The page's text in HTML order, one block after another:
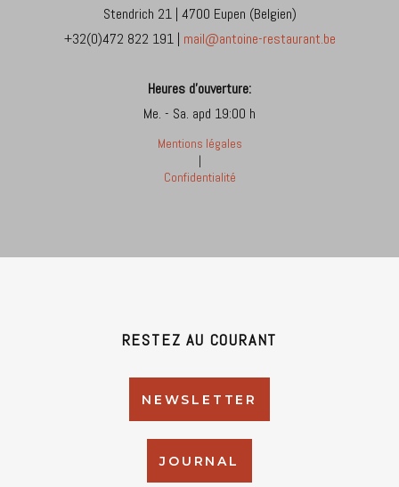
Stendrich 21 | 4700 Eupen (Belgien)
+32(0)472 822 191 | mail@antoine-restaurant.be
Heures d'ouverture:
Me. - Sa. apd 19:00 h
Mentions légales
|
Confidentialité
RESTEZ AU COURANT
NEWSLETTER
JOURNAL